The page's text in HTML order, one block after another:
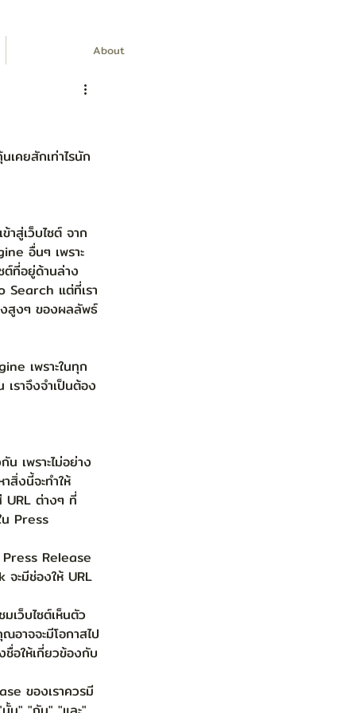
About
คยสักเท่าไรนัก
สู่เว็บไซต์ จาก
อื่นๆ เพราะ
ต์ที่อยู่ด้านล่าง
Search แต่ที่เรา
สูงๆ ของผลลัพธ์
เพราะในทุก
ราจึงจำเป็นต้อง
เพราะไม่อย่าง
สิ่งนี้จะทำให้
URL ต่างๆ ที่
น Press
Press Release
ะมีช่องให้ URL
เว็บไซต์เห็นตัว
อาจจะมีโอกาสไป
อให้เกี่ยวข้องกับ
ของเราควรมี